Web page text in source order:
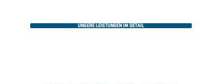
Unsere Leistungen im Detail